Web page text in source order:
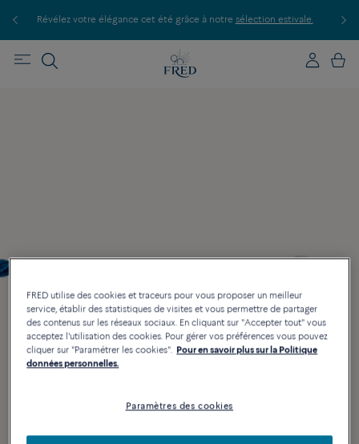
votre élégance cet été grâce à notresélection estivale. Découvrez
FRED utilise des cookies et traceurs pour vous proposer un meilleur
service, établir des statistiques de visites et vous permettre de partager
des contenus sur les réseaux sociaux. En cliquant sur "Accepter tout" vous
acceptez l'utilisation des cookies. Pour gérer vos préférences vous pouvez
cliquer sur "Paramétrer les cookies". Pour en savoir plus sur la Politique
données personnelles.
Paramètres des cookies